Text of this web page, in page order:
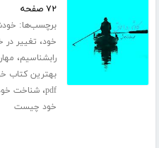
۷۲ صفحه
برچسب‌ها:
خود، تغییر در
رابشناسیم،
بهترین کتاب
pdf،شناخت
خود چیست